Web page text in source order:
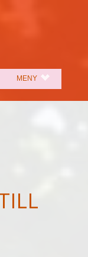
MENY (SHOW)